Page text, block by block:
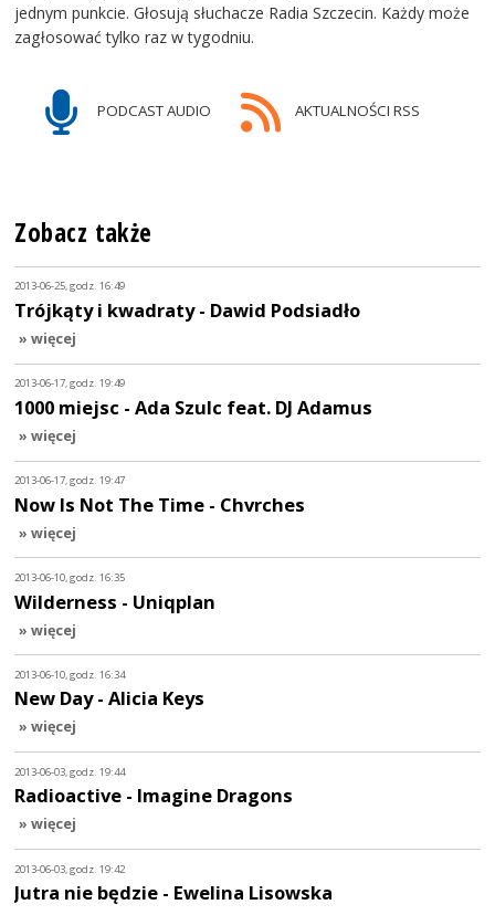
jednym punkcie. Głosują słuchacze Radia Szczecin. Każdy może
zagłosować tylko raz w tygodniu.
PODCAST AUDIO AKTUALNOŚCI RSS
Zobacz także
2013-06-25, godz. 16:49
Trójkąty i kwadraty - Dawid Podsiadło
» więcej
2013-06-17, godz. 19:49
1000 miejsc - Ada Szulc feat. DJ Adamus
» więcej
2013-06-17, godz. 19:47
Now Is Not The Time - Chvrches
» więcej
2013-06-10, godz. 16:35
Wilderness - Uniqplan
» więcej
2013-06-10, godz. 16:34
New Day - Alicia Keys
» więcej
2013-06-03, godz. 19:44
Radioactive - Imagine Dragons
» więcej
2013-06-03, godz. 19:42
Jutra nie będzie - Ewelina Lisowska